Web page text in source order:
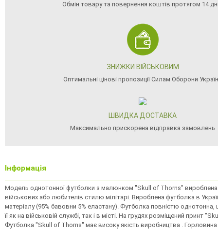
Обмін товару та повернення коштів протягом 14
ЗНИЖКИ ВІЙСЬКОВИМ
Оптимальні цінові пропозиції Силам Оборони
ШВИДКА ДОСТАВКА
Максимально прискорена відправка замовлень
Інформація
Модель однотонної футболки з малюнком "Skull of Thorns" вироблена
військових або любителів стилю мілітарі. Вироблена футболка в
матерiалу (95% бавовни 5% еластану). Футболка повністю
її як на військовій службі, так і в місті. На грудях розміщений принт
Футболка "Skull of Thorns" має високу якість виробництва .